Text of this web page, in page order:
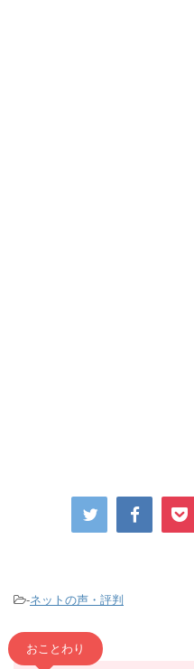
-ネットの声・評判
おことわり